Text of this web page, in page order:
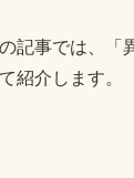
記事では、「
紹介します。